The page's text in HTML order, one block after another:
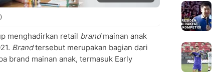
menghadirkan retail brandmainan anak
Brandtersebut merupakan bagian dari
brand mainan anak, termasuk Early